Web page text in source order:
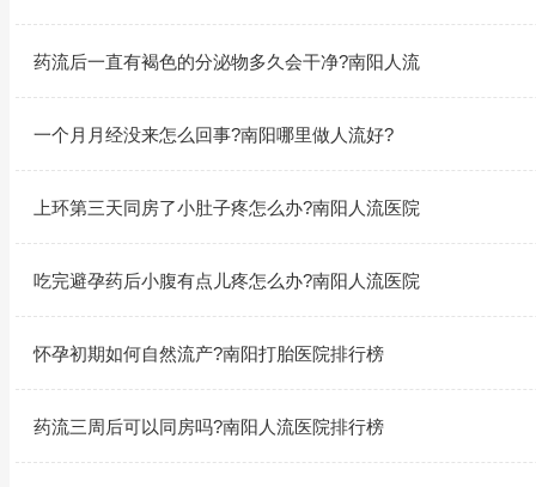
药流后一直有褐色的分泌物多久会干净?南阳人流
一个月月经没来怎么回事?南阳哪里做人流好?
上环第三天同房了小肚子疼怎么办?南阳人流医院
吃完避孕药后小腹有点儿疼怎么办?南阳人流医院
怀孕初期如何自然流产?南阳打胎医院排行榜
药流三周后可以同房吗?南阳人流医院排行榜